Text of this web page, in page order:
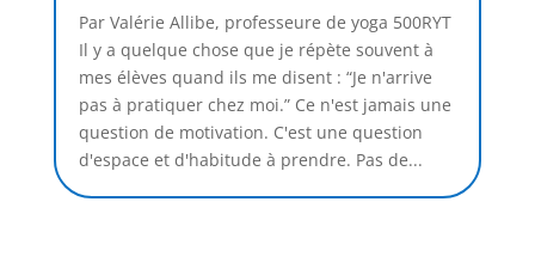
Par Valérie Allibe, professeure de yoga 500RYT
Il y a quelque chose que je répète souvent à
mes élèves quand ils me disent : “Je n'arrive
pas à pratiquer chez moi.” Ce n'est jamais une
question de motivation. C'est une question
d'espace et d'habitude à prendre. Pas de...